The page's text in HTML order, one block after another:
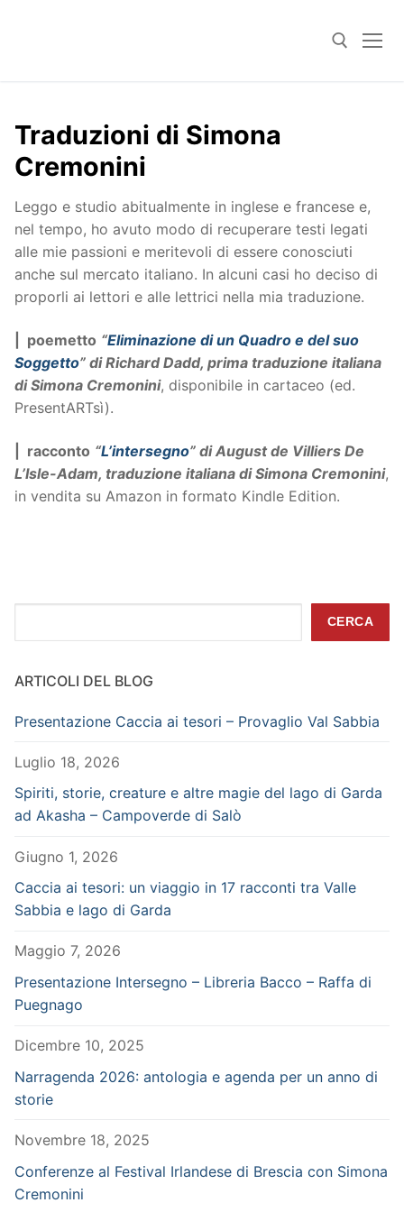
Traduzioni di Simona
Cremonini
Leggo e studio abitualmente in inglese e francese e,
nel tempo, ho avuto modo di recuperare testi legati
alle mie passioni e meritevoli di essere conosciuti
anche sul mercato italiano. In alcuni casi ho deciso di
proporli ai lettori e alle lettrici nella mia traduzione.
| poemetto “Eliminazione di un Quadro e del suo
Soggetto” di Richard Dadd, prima traduzione italiana
di Simona Cremonini, disponibile in cartaceo (ed.
PresentARTsì).
| racconto “L’intersegno” di August de Villiers De
L’Isle-Adam, traduzione italiana di Simona Cremonini,
in vendita su Amazon in formato Kindle Edition.
CERCA
ARTICOLI DEL BLOG
Presentazione Caccia ai tesori – Provaglio Val Sabbia
Luglio 18, 2026
Spiriti, storie, creature e altre magie del lago di Garda
ad Akasha – Campoverde di Salò
Giugno 1, 2026
Caccia ai tesori: un viaggio in 17 racconti tra Valle
Sabbia e lago di Garda
Maggio 7, 2026
Presentazione Intersegno – Libreria Bacco – Raffa di
Puegnago
Dicembre 10, 2025
Narragenda 2026: antologia e agenda per un anno di
storie
Novembre 18, 2025
Conferenze al Festival Irlandese di Brescia con Simona
Cremonini